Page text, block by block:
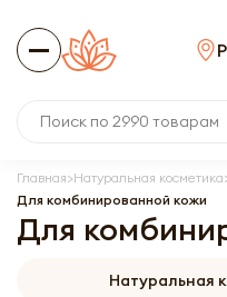
Главная Натуральная косметика
Для комбинированной кожи
Для
Натуральная